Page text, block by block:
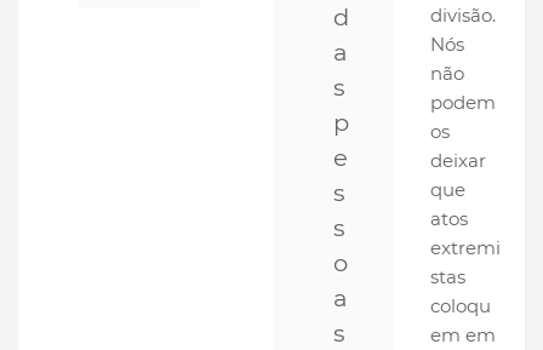
d
a
s
p
e
s
s
o
a
s
divisão.
Nós
não
podem
os
deixar
que
atos
extremi
stas
coloqu
em em